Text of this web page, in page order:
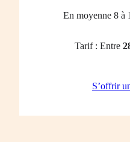
En moyenne 8 à
Tarif : Entre
S’offrir